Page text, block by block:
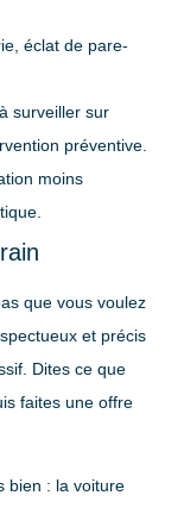
éclat de pare-
à surveiller sur
préventive.
moins
que vous voulez
et précis
Dites ce que
faites une offre
bien : la voiture